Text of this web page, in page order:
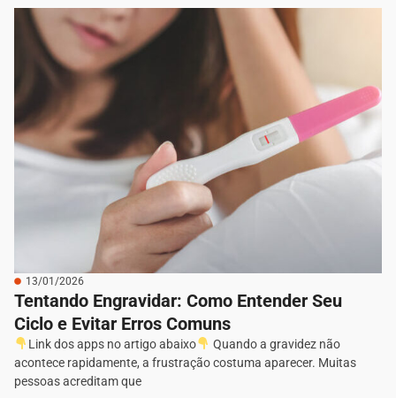
13/01/2026
Tentando Engravidar: Como Entender Seu
Ciclo e Evitar Erros Comuns
Link dos apps no artigo abaixo
Quando a gravidez não
acontece rapidamente, a frustração costuma aparecer. Muitas
pessoas acreditam que